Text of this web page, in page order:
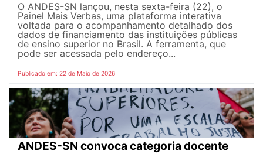
O ANDES-SN lançou, nesta sexta-feira (22), o
Painel Mais Verbas, uma plataforma interativa
voltada para o acompanhamento detalhado dos
dados de financiamento das instituições públicas
de ensino superior no Brasil. A ferramenta, que
pode ser acessada pelo endereço...
Publicado em: 22 de Maio de 2026
ANDES-SN convoca categoria docente